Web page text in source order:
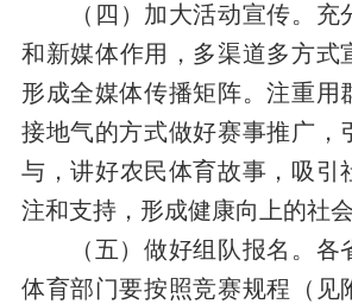
（ 四 ） 加大活动宣传。 充
和新媒体作用 ，多渠道多方式
形成全媒体传播矩阵。注重用
接地气的方式做好赛事推广
与 ，讲好农民体育故事，吸引
注和支持，形成健康向上的社
（五）做好组队报名。 各
体育部门要按照竞赛规程（ 见